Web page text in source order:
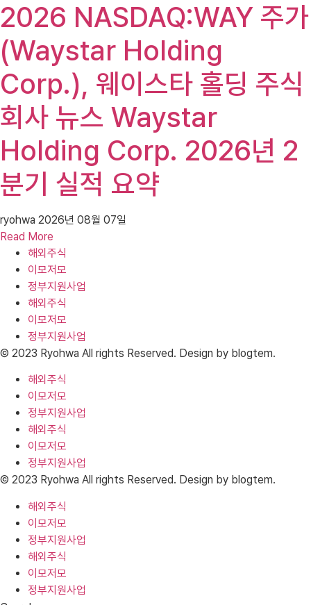
2026 NASDAQ:WAY 주가
(Waystar Holding
Corp.), 웨이스타 홀딩 주식
회사 뉴스 Waystar
Holding Corp. 2026년 2
분기 실적 요약
ryohwa 2026년 08월 07일
Read More
해외주식
이모저모
정부지원사업
해외주식
이모저모
정부지원사업
© 2023 Ryohwa All rights Reserved. Design by blogtem.
해외주식
이모저모
정부지원사업
해외주식
이모저모
정부지원사업
© 2023 Ryohwa All rights Reserved. Design by blogtem.
해외주식
이모저모
정부지원사업
해외주식
이모저모
정부지원사업